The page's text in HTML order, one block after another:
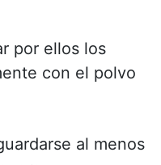
por ellos los
con el polvo
al menos